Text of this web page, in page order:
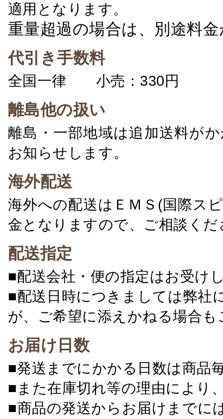
適用となります。
重量超過の場合は、別途料
代引き手数料
全国一律 小売：330円 卸
離島他の扱い
離島・一部地域は追加送料が
お知らせします。
海外配送
海外への配送はＥＭＳ(国際ス
金となりますので、ご相談くだ
配送指定
■配送会社・便の指定はお受け
■配送日時につきましては弊社
が、ご希望に添えかねる場合
お届け日数
■発送までにかかる日数は商品
■また在庫切れ等の理由により
■商品の発送からお届けまでに